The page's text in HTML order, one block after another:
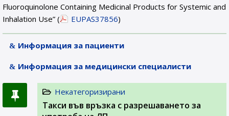
Fluoroquinolone Containing Medicinal Products for Systemic and
Inhalation Use” (
EUPAS37856)
Информация за пациенти
Информация за медицински специалисти
Некатегоризирани
Такси във връзка с разрешаването за